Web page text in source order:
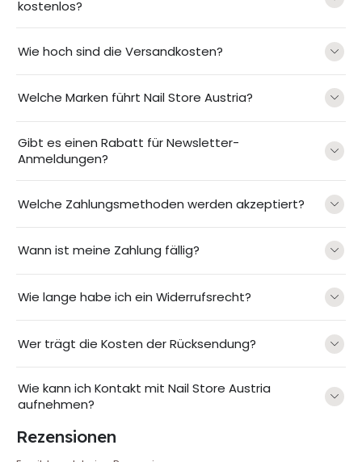
kostenlos?
Wie hoch sind die Versandkosten?
Welche Marken führt Nail Store Austria?
Gibt es einen Rabatt für Newsletter-
Anmeldungen?
Welche Zahlungsmethoden werden akzeptiert?
Wann ist meine Zahlung fällig?
Wie lange habe ich ein Widerrufsrecht?
Wer trägt die Kosten der Rücksendung?
Wie kann ich Kontakt mit Nail Store Austria
aufnehmen?
Rezensionen